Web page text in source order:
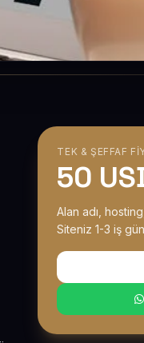
TEK & ŞEFFAF
50
Alan adı,
Siteniz 1-3 iş